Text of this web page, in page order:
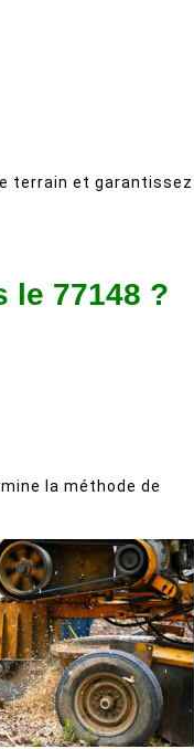
terrain et garantissez
le 77148 ?
la méthode de